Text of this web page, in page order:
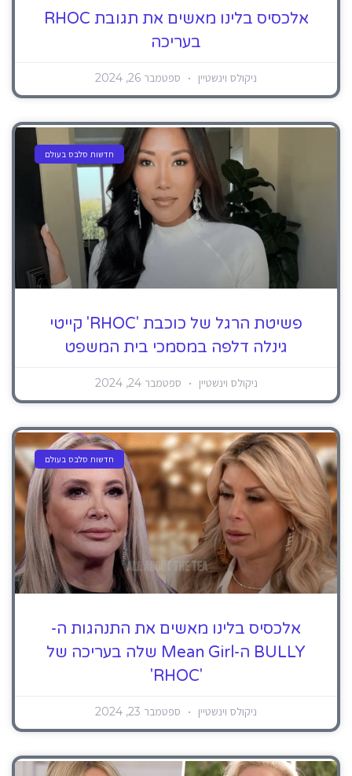
אלכסיס בלינו מאשים את תגובת RHOC
בעריכה
ניקולס וינשטיין ספטמבר 26, 2024
חדשות סלבס בעולם
פשיטת הרגל של כוכבת 'RHOC' קייטי
גינלה דלפה במסמכי בית המשפט
ניקולס וינשטיין ספטמבר 24, 2024
חדשות סלבס בעולם
אלכסיס בלינו מאשים את התנהגות ה-
BULLY ה-Mean Girl שלה בעריכה של
'RHOC'
ניקולס וינשטיין ספטמבר 23, 2024